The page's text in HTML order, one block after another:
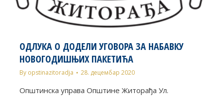
ОДЛУКА О ДОДЕЛИ УГОВОРА ЗА НАБАВКУ
НОВОГОДИШЊИХ ПАКЕТИЋА
By opstinazitoradja 28. децембар 2020
Општинска управа Општине Житорађа Ул.